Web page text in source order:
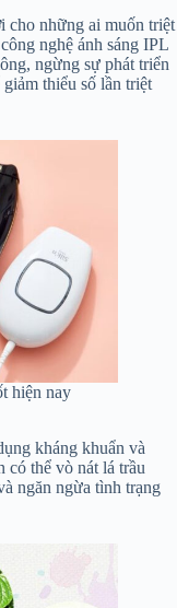
cho những ai muốn triệt
nghệ ánh sáng IPL
ngừng sự phát triển
thiểu số lần triệt
hiện nay
kháng khuẩn và
có thể vò nát lá trầu
ngăn ngừa tình trạng